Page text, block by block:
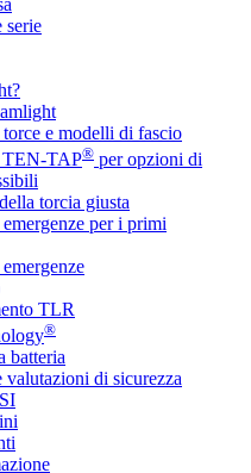
serie
e modelli di fascio
TEN-TAP® per opzioni di
torcia giusta
per i primi
TLR
®
batteria
valutazioni di sicurezza